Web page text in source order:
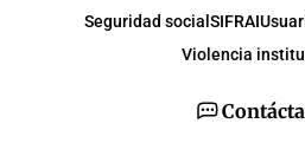
Seguridad social SIFRAI
Violencia